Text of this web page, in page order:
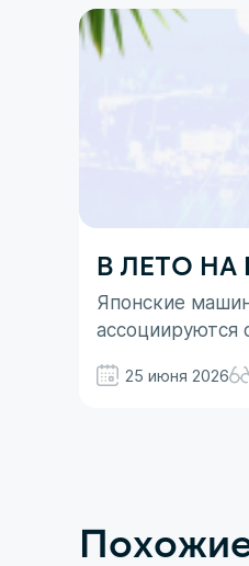
В ЛЕТО НА
Японские
ассоциируются
25 июня 2026